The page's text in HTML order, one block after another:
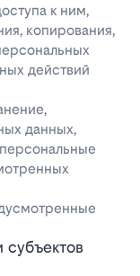
к ним,
копирования,
действий
данных,
субъектов